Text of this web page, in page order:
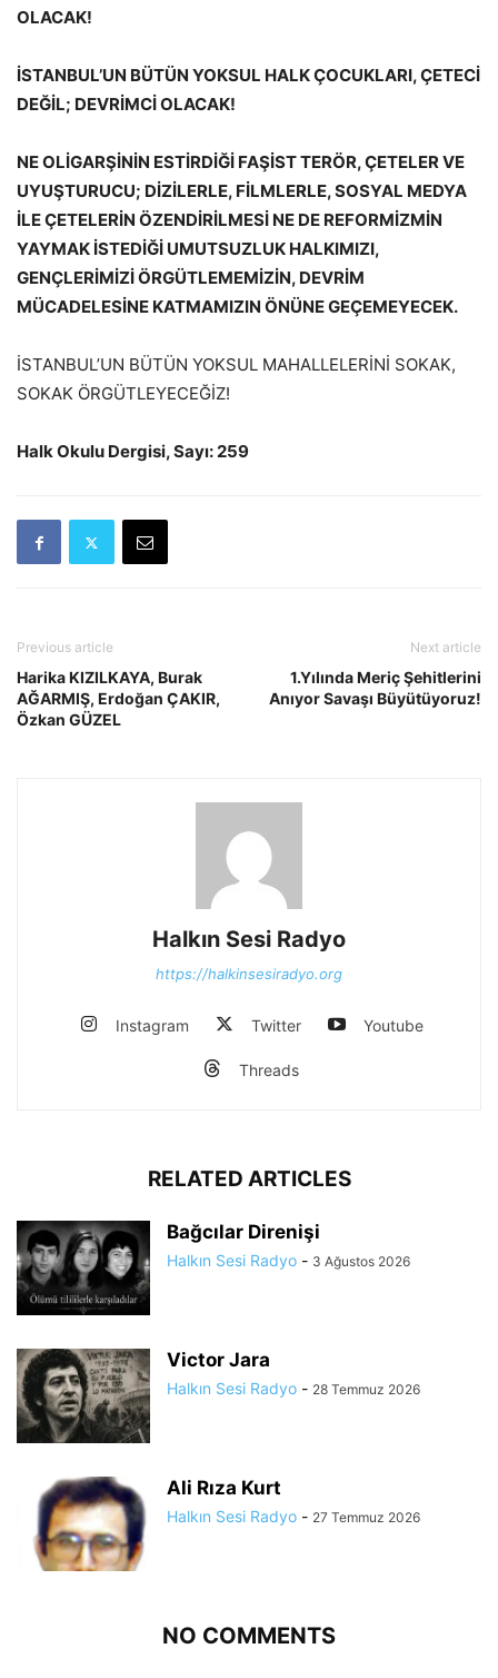
OLACAK!
İSTANBUL’UN BÜTÜN YOKSUL HALK ÇOCUKLARI, ÇETECİ
DEĞİL; DEVRİMCİ OLACAK!
NE OLİGARŞİNİN ESTİRDİĞİ FAŞİST TERÖR, ÇETELER VE
UYUŞTURUCU; DİZİLERLE, FİLMLERLE, SOSYAL MEDYA
İLE ÇETELERİN ÖZENDİRİLMESİ NE DE REFORMİZMİN
YAYMAK İSTEDİĞİ UMUTSUZLUK HALKIMIZI,
GENÇLERİMİZİ ÖRGÜTLEMEMİZİN, DEVRİM
MÜCADELESİNE KATMAMIZIN ÖNÜNE GEÇEMEYECEK.
İSTANBUL’UN BÜTÜN YOKSUL MAHALLELERİNİ SOKAK,
SOKAK ÖRGÜTLEYECEĞİZ!
Halk Okulu Dergisi, Sayı: 259
Previous article
Harika KIZILKAYA, Burak
AĞARMIŞ, Erdoğan ÇAKIR,
Özkan GÜZEL
Next article
1.Yılında Meriç Şehitlerini
Anıyor Savaşı Büyütüyoruz!
Halkın Sesi Radyo
https://halkinsesiradyo.org
Instagram Twitter Youtube
Threads
RELATED ARTICLES
Bağcılar Direnişi
Halkın Sesi Radyo - 3 Ağustos 2026
Victor Jara
Halkın Sesi Radyo - 28 Temmuz 2026
Ali Rıza Kurt
Halkın Sesi Radyo - 27 Temmuz 2026
NO COMMENTS